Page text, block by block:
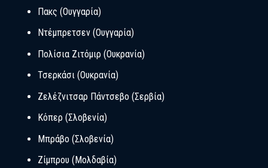
Πακς (Ουγγαρία)
Ντέμπρετσεν (Ουγγαρία)
Πολίσια Ζιτόμιρ (Ουκρανία)
Τσερκάσι (Ουκρανία)
Ζελέζνιτσαρ Πάντσεβο (Σερβία)
Κόπερ (Σλοβενία)
Μπράβο (Σλοβενία)
Ζίμπρου (Μολδαβία)